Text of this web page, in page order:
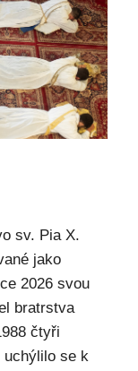
sv. Pia X.
jako
2026 svou
bratrstva
čtyři
uchýlilo se k